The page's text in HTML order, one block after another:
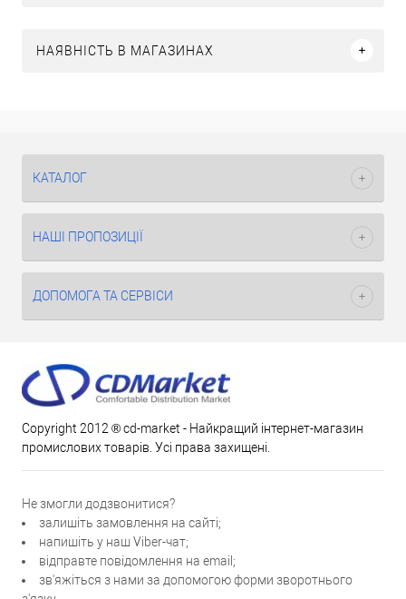
НАЯВНІСТЬ В МАГАЗИНАХ
КАТАЛОГ
НАШІ ПРОПОЗИЦІЇ
ДОПОМОГА ТА СЕРВІСИ
Copyright 2012 ® cd-market - Найкращий інтернет-магазин
промислових товарів. Усі права захищені.
Не змогли додзвонитися?
залишіть замовлення на сайті;
напишіть у наш Viber-чат;
відправте повідомлення на email;
зв'яжіться з нами за допомогою форми зворотнього